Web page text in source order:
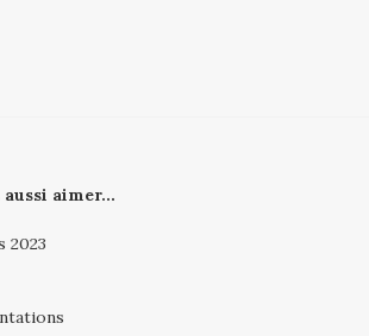
aimer...
2023